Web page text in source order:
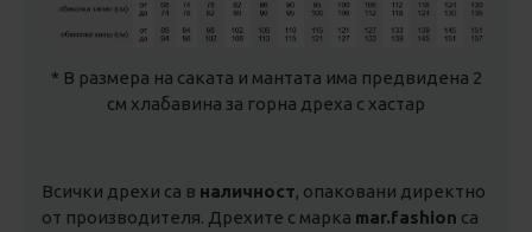
* В размера на саката и мантата има предвидена 2
см хлабавина за горна дреха с хастар
Всички дрехи са в наличност, опаковани директно
от производителя. Дрехите с марка mar.fashion са